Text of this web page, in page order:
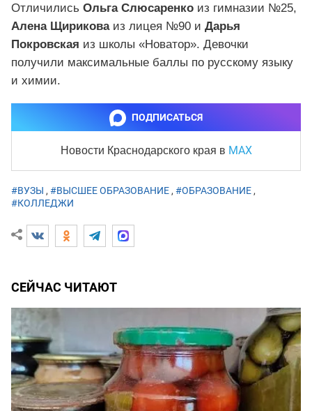
Отличились Ольга Слюсаренко из гимназии №25,
Алена Щириковаиз лицея №90 и Дарья
Покровская из школы «Новатор». Девочки
получили максимальные баллы по русскому языку
и химии.
ПОДПИСАТЬСЯ
Новости Краснодарского края в MAX
#ВУЗЫ , #ВЫСШЕЕ ОБРАЗОВАНИЕ , #ОБРАЗОВАНИЕ ,
#КОЛЛЕДЖИ
СЕЙЧАС ЧИТАЮТ